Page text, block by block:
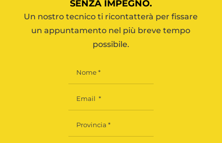
SENZA IMPEGNO.
Un nostro tecnico ti ricontatterà per fissare
un appuntamento nel più breve tempo
possibile.